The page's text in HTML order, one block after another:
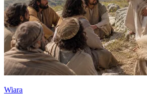
Wiara